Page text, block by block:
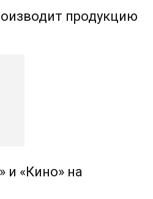
продукцию
«Кино» на